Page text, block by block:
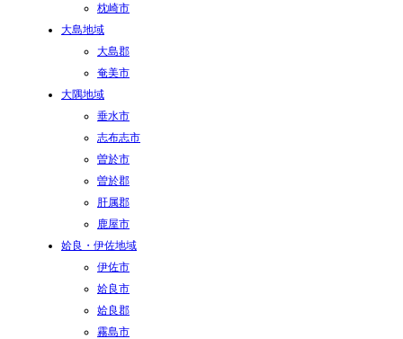
枕崎市
大島地域
大島郡
奄美市
大隅地域
垂水市
志布志市
曽於市
曽於郡
肝属郡
鹿屋市
姶良・伊佐地域
伊佐市
姶良市
姶良郡
霧島市